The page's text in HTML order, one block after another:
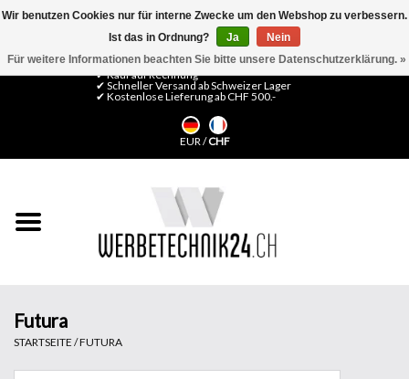
Mein Konto / Kundenkonto anlegen
✔ Kauf auf Rechnung
✔ Schneller Versand ab Schweizer Lager
✔ Kostenlose Lieferung ab CHF 500.-
EUR/CHF
Futura
STARTSEITE /FUTURA
Wir benutzen Cookies nur für interne Zwecke um den Webshop zu verbessern.
Ist das in Ordnung?
Ja
Nein
Für weitere Informationen beachten Sie bitte unsere Datenschutzerklärung. »